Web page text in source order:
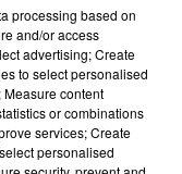
la France et
8,9 milliards...
processing based on
and/or access
advertising; Create
to select personalised
content
or combinations
services; Create
personalised